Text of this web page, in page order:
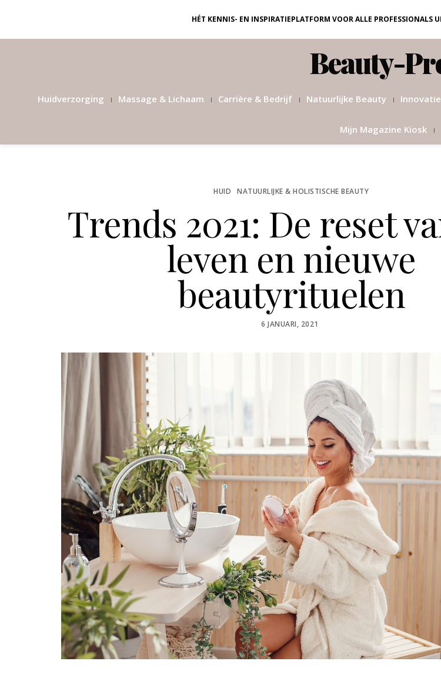
HÉT KENNIS- EN INSPIRATIEPLATFORM VOOR ALLE PROFESSIONALS
Beauty-
Huidverzorging Massage & Lichaam Carrière & Bedrijf Natuurlijke Beauty
Mijn Magazine Kiosk
HUID NATUURLIJKE & HOLISTISCHE BEAUTY
Trends 2021: De reset
leven en nieuwe
beautyrituelen
POSTED
6 JANUARI, 2021